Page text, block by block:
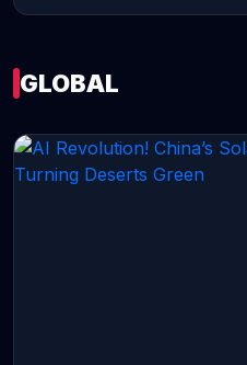
GLOBAL